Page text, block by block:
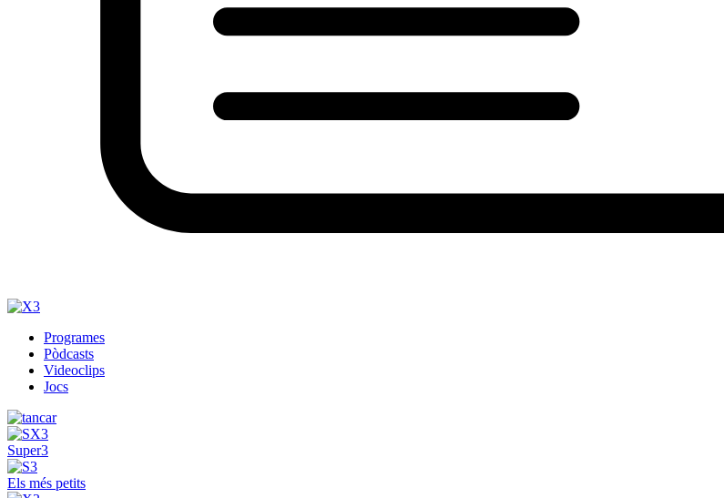
Programes
Pòdcasts
Videoclips
Jocs
Super3
Els més petits